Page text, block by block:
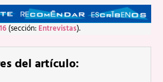
(sección: Entrevistas).
del artículo: